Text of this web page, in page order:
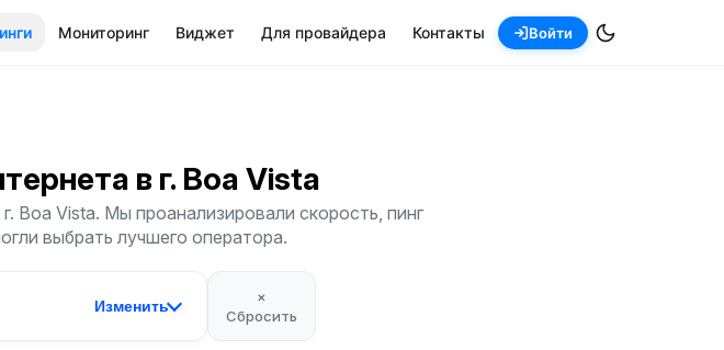
Мониторинг Виджет Для провайдера Контакты Войти
в г. Boa Vista
Boa Vista. Мы проанализировали скорость, пинг
выбрать лучшего оператора.
Изменить
×
Сбросить